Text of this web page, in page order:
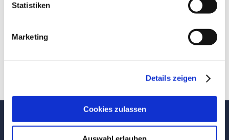
Statistiken
Marketing
Details zeigen
Cookies zulassen
Landesverband der Wasser- und Bodenverbände